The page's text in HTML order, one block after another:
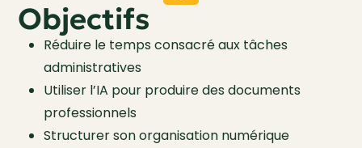
Objectifs
Réduire le temps consacré aux tâches
administratives
Utiliser l’IA pour produire des documents
professionnels
Structurer son organisation numérique